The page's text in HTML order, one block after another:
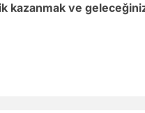
kazanmak ve